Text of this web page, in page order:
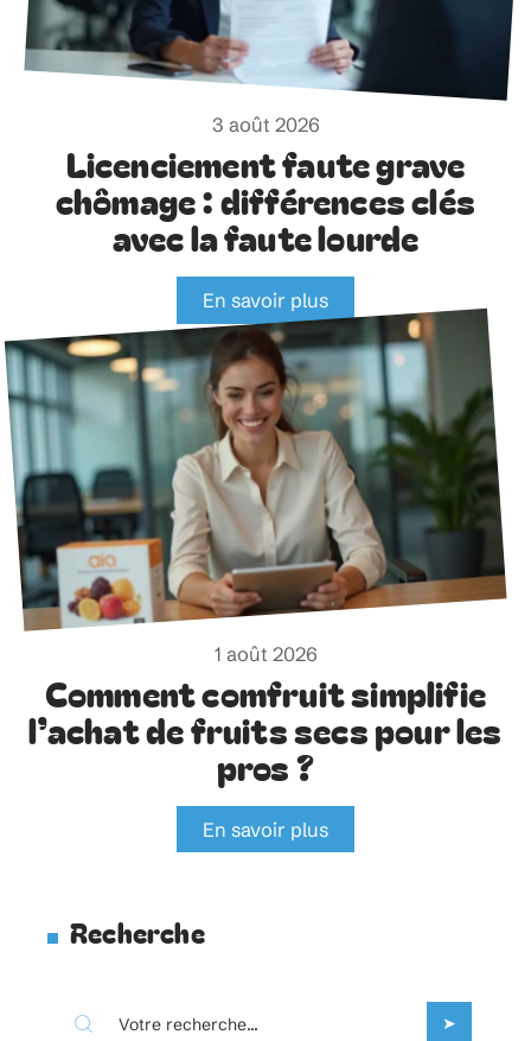
3 août 2026
Licenciement faute grave
chômage : différences clés
avec la faute lourde
En savoir plus
1 août 2026
Comment comfruit simplifie
l’achat de fruits secs pour les
pros ?
En savoir plus
Recherche